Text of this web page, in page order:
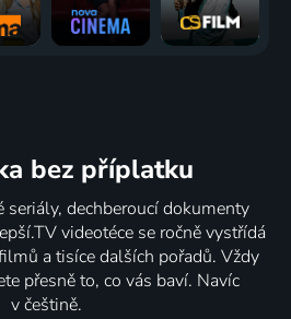
bez příplatku
seriály, dechberoucí dokumenty
videotéce se ročně vystřídá
a tisíce dalších pořadů. Vždy
přesně to, co vás baví. Navíc
v češtině.